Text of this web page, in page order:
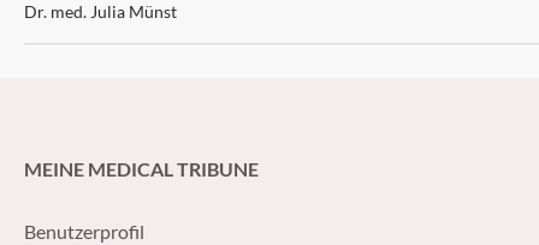
Dr. med. Julia Münst
MEINE MEDICAL TRIBUNE
Benutzerprofil